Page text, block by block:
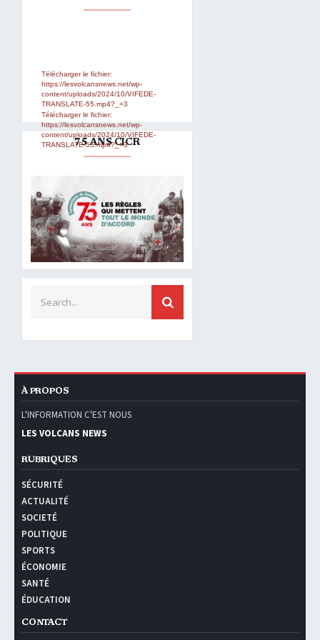
Télécharger le fichier:
https://lesvolcansnews.net/wp-
content/uploads/2024/10/VIFEDE-
TRANSLATE-55.mp4?_=3
Télécharger le fichier:
https://lesvolcansnews.net/wp-
content/uploads/2024/10/VIFEDE-
TRANSLATE-55.mp4?_=3
75 ANS CICR
À PROPOS
L'INFORMATION C'EST NOUS
LES VOLCANS NEWS
RUBRIQUES
SÉCURITÉ
ACTUALITÉ
SOCIETÉ
POLITIQUE
SPORTS
ÉCONOMIE
SANTÉ
ÉDUCATION
CONTACT